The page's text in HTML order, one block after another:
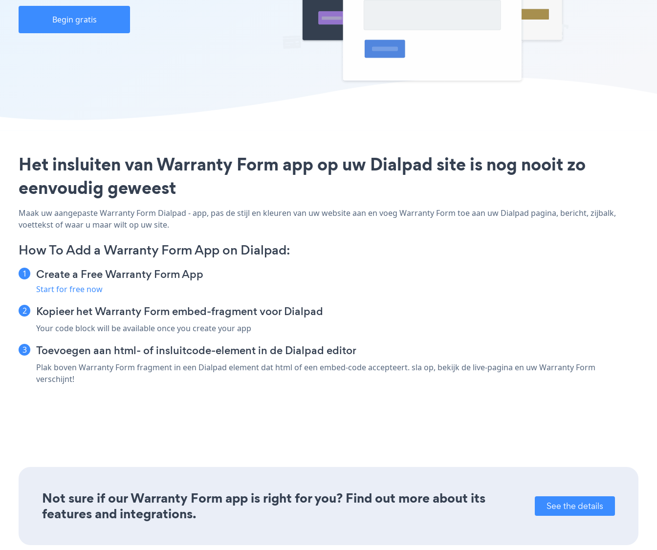
Begin gratis
Het insluiten van Warranty Form app op uw Dialpad site is nog nooit zo
eenvoudig geweest
Maak uw aangepaste Warranty Form Dialpad - app, pas de stijl en kleuren van uw website aan en voeg Warranty Form toe aan uw Dialpad pagina, bericht, zijbalk,
voettekst of waar u maar wilt op uw site.
How To Add a Warranty Form App on Dialpad:
Create a Free Warranty Form App
Start for free now
Kopieer het Warranty Form embed-fragment voor Dialpad
Your code block will be available once you create your app
Toevoegen aan html- of insluitcode-element in de Dialpad editor
Plak boven Warranty Form fragment in een Dialpad element dat html of een embed-code accepteert. sla op, bekijk de live-pagina en uw Warranty Form
verschijnt!
Not sure if our Warranty Form app is right for you? Find out more about its
features and integrations.
See the details